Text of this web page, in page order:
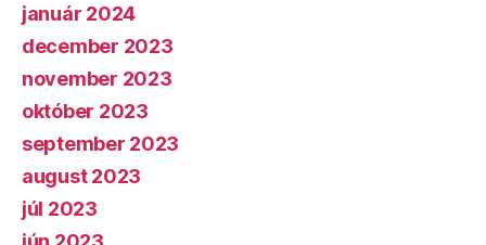
január 2024
december 2023
november 2023
október 2023
september 2023
august 2023
júl 2023